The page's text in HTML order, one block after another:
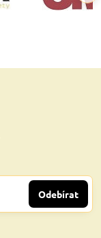
Odebírat